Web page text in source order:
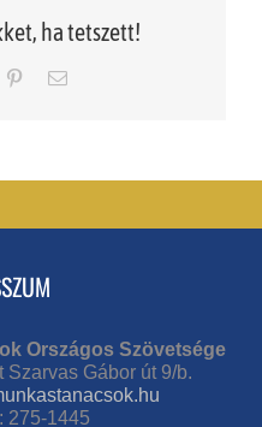
ha tetszett!
PinterestEmail
Országos Szövetsége
Gábor út 9/b.
275-1445